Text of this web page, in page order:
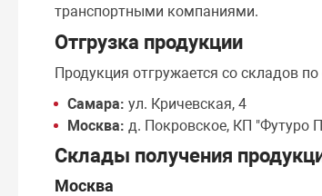
транспортными компаниями.
Отгрузка продукции
Продукция отгружается со складов
Самара: ул. Кричевская, 4
Москва: д. Покровское, КП "Футуро
Склады получения
Москва